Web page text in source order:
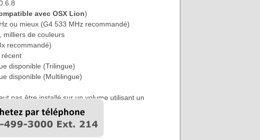
avec OSX Lion)
ou mieux (G4 533 MHz recommandé)
milliers de couleurs
recommandé)
récent
disponible (Trilingue)
disponible (Multilingue)
pas être installé sur un volume utilisant un
à la casse.